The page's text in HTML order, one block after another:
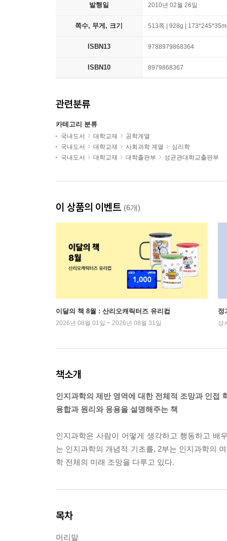
발행일 2010년 02월 26일
쪽수, 무게, 크기 513쪽 | 928g |
ISBN13 9788979868364
ISBN10 8979868367
관련분류
카테고리 분류
국내도서 대학교재
공학계열
국내도서
대학교재 사회과학 계열
심리학
국내도서
대학교재 대학출판부 성균관대학교출판부
이 상품의 이벤트 (6개)
이달의 책 8월 : 산리오캐릭터즈 유리컵
2026년 08월 01일 ~ 2026년 08월 31일
정
상
책소개
인지과학의 제반 영역에 대한 전체적 조망과 인접
융합과 원리와 응용을 설명해주는 책
인지과학은 사람이 어떻게 생각하고 행동하고 배
는 인지과학의 개념적 기초를, 2부는 인지과학의
학 전체의 미래 조망을 다루고 있다.
목차
머리말